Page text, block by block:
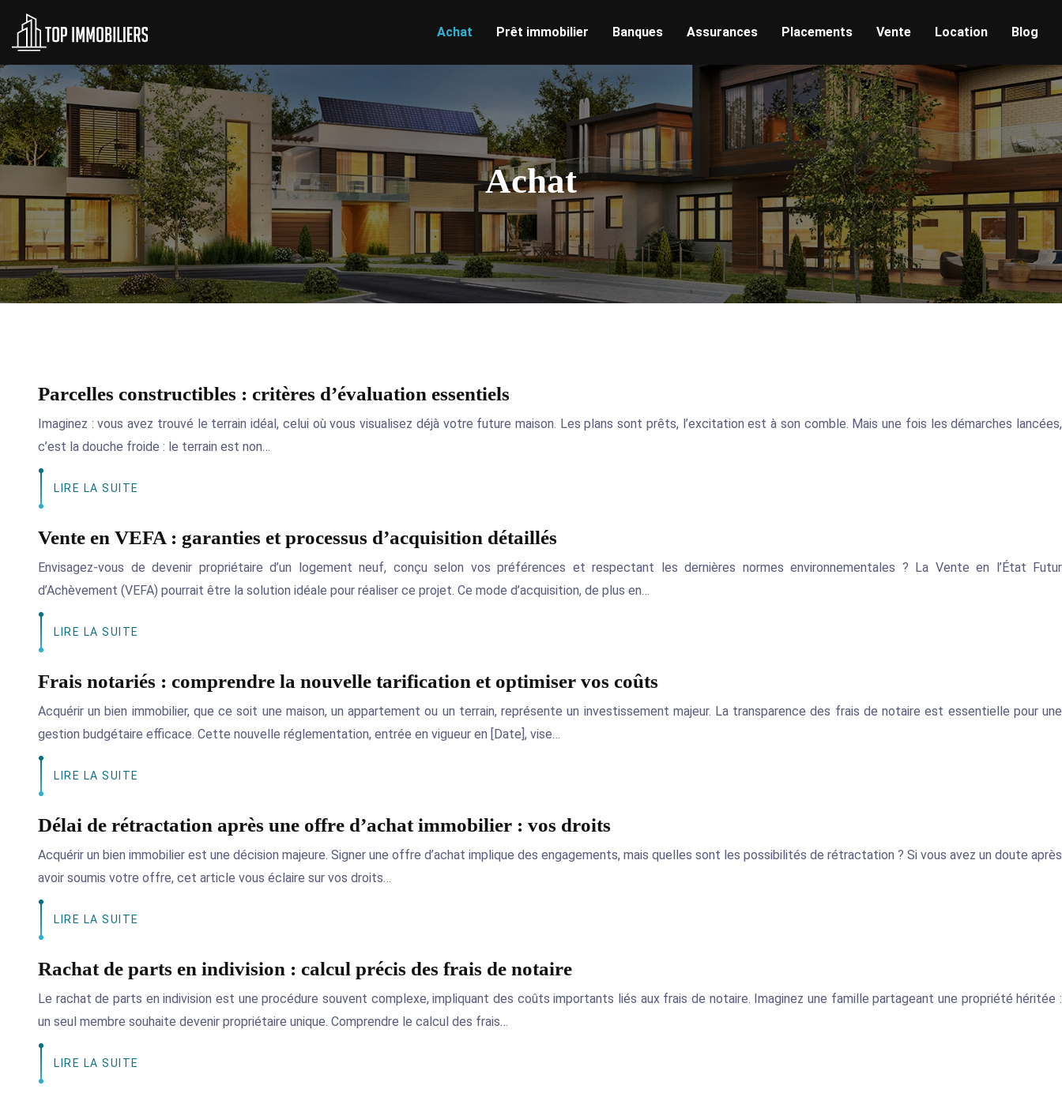
Achat Prêt immobilier Banques Assurances Placements Vente Location Blog
Achat
Parcelles constructibles : critères d’évaluation essentiels
Imaginez : vous avez trouvé le terrain idéal, celui où vous visualisez déjà votre future maison. Les plans sont prêts, l’excitation est à son comble. Mais une fois les démarches lancées,
c’est la douche froide : le terrain est non…
LIRE LA SUITE
Vente en VEFA : garanties et processus d’acquisition détaillés
Envisagez-vous de devenir propriétaire d’un logement neuf, conçu selon vos préférences et respectant les dernières normes environnementales ? La Vente en l’État Futur
d’Achèvement (VEFA) pourrait être la solution idéale pour réaliser ce projet. Ce mode d’acquisition, de plus en…
LIRE LA SUITE
Frais notariés : comprendre la nouvelle tarification et optimiser vos coûts
Acquérir un bien immobilier, que ce soit une maison, un appartement ou un terrain, représente un investissement majeur. La transparence des frais de notaire est essentielle pour une
gestion budgétaire efficace. Cette nouvelle réglementation, entrée en vigueur en [Date], vise…
LIRE LA SUITE
Délai de rétractation après une offre d’achat immobilier : vos droits
Acquérir un bien immobilier est une décision majeure. Signer une offre d’achat implique des engagements, mais quelles sont les possibilités de rétractation ? Si vous avez un doute après
avoir soumis votre offre, cet article vous éclaire sur vos droits…
LIRE LA SUITE
Rachat de parts en indivision : calcul précis des frais de notaire
Le rachat de parts en indivision est une procédure souvent complexe, impliquant des coûts importants liés aux frais de notaire. Imaginez une famille partageant une propriété héritée :
un seul membre souhaite devenir propriétaire unique. Comprendre le calcul des frais…
LIRE LA SUITE